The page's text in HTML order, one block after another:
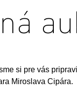
si pre vás
Miroslava Cipára.